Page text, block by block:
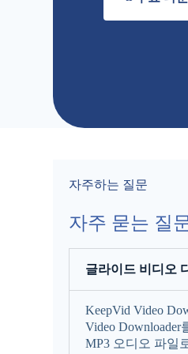
자주하는 질문
자주 묻는 질
글라이드 비디오
KeepVid Video
Video
MP3 오디오 파일